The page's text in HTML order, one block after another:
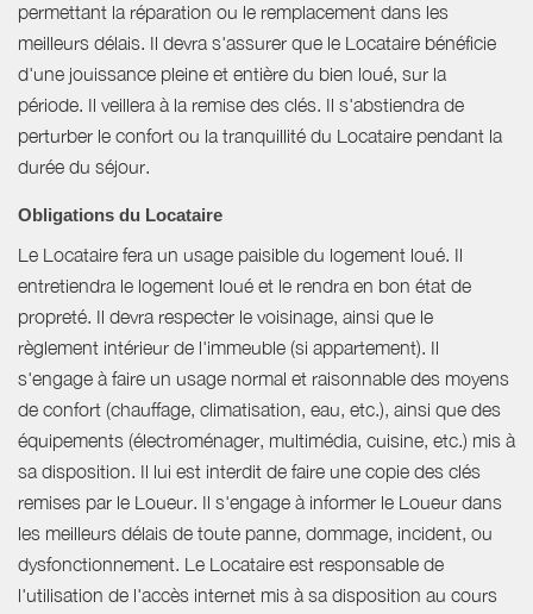
permettant la réparation ou le remplacement dans les
meilleurs délais. Il devra s'assurer que le Locataire bénéficie
d'une jouissance pleine et entière du bien loué, sur la
période. Il veillera à la remise des clés. Il s'abstiendra de
perturber le confort ou la tranquillité du Locataire pendant la
durée du séjour.
Obligations du Locataire
Le Locataire fera un usage paisible du logement loué. Il
entretiendra le logement loué et le rendra en bon état de
propreté. Il devra respecter le voisinage, ainsi que le
règlement intérieur de l'immeuble (si appartement). Il
s'engage à faire un usage normal et raisonnable des moyens
de confort (chauffage, climatisation, eau, etc.), ainsi que des
équipements (électroménager, multimédia, cuisine, etc.) mis à
sa disposition. Il lui est interdit de faire une copie des clés
remises par le Loueur. Il s'engage à informer le Loueur dans
les meilleurs délais de toute panne, dommage, incident, ou
dysfonctionnement. Le Locataire est responsable de
l'utilisation de l'accès internet mis à sa disposition au cours